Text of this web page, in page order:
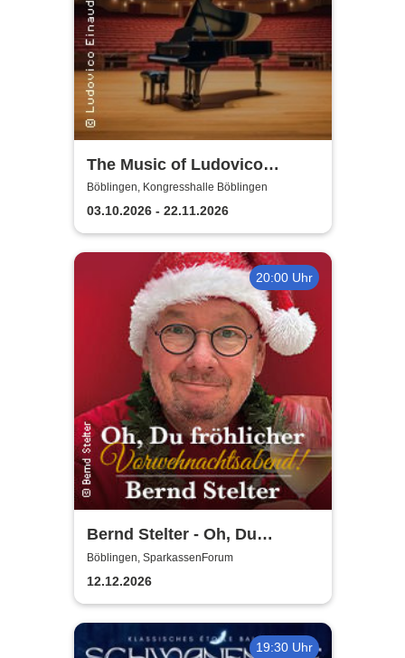
The Music of Ludovico
Einaudi: Tribute-
Klavierkonzert - Ludovico
Einaudi Tribute bei
Kerzenschein
Böblingen, Kongresshalle Böblingen
03.10.2026 - 22.11.2026
20:00 Uhr
Bernd Stelter - Oh, Du
fröhlicher
Vorweihnachtsabend! 2026
Böblingen, SparkassenForum
12.12.2026
19:30 Uhr